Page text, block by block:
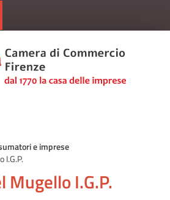
e imprese
I.G.P.
Mugello I.G.P.